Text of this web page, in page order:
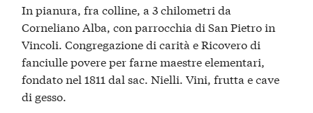
In pianura, fra colline, a 3 chilometri da
Corneliano Alba, con parrocchia di San Pietro in
Vincoli. Congregazione di carità e Ricovero di
fanciulle povere per farne maestre elementari,
fondato nel 1811 dal sac. Nielli. Vini, frutta e cave
di gesso.